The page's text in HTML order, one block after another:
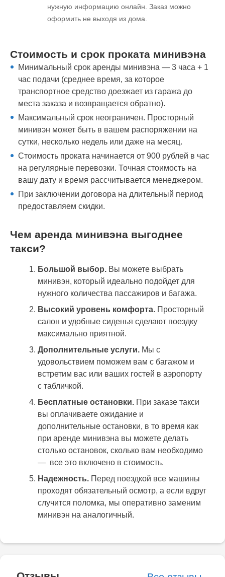
нужную информацию онлайн. Заказ можно
оформить не выходя из дома.
Стоимость и срок проката минивэна
Минимальный срок аренды минивэна — 3 часа + 1
час подачи (среднее время, за которое
транспортное средство доезжает из гаража до
места заказа и возвращается обратно).
Максимальный срок неограничен. Просторный
минивэн может быть в вашем распоряжении на
сутки, несколько недель или даже на месяц.
Стоимость проката начинается от 900 рублей в час
на регулярные перевозки. Точная стоимость на
вашу дату и время рассчитывается менеджером.
При заключении договора на длительный период
предоставляем скидки.
Чем аренда минивэна выгоднее
такси?
Большой выбор. Вы можете выбрать
минивэн, который идеально подойдет для
нужного количества пассажиров и багажа.
Высокий уровень комфорта. Просторный
салон и удобные сиденья сделают поездку
максимально приятной.
Дополнительные услуги. Мы с
удовольствием поможем вам с багажом и
встретим вас или ваших гостей в аэропорту
с табличкой.
Бесплатные остановки. При заказе такси
вы оплачиваете ожидание и
дополнительные остановки, в то время как
при аренде минивэна вы можете делать
столько остановок, сколько вам необходимо
— все это включено в стоимость.
Надежность. Перед поездкой все машины
проходят обязательный осмотр, а если вдруг
случится поломка, мы оперативно заменим
минивэн на аналогичный.